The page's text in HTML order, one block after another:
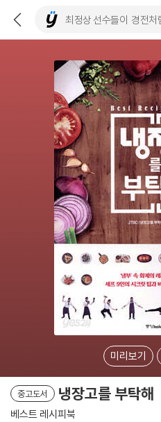
미리보기
중고도서 냉장고를 부탁해
베스트 레시피북